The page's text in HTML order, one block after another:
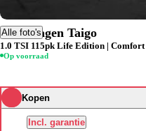
Alle foto's
Volkswagen Taigo
1.0 TSI 115pk Life Edition |
Op voorraad
Kopen
Incl. garantie